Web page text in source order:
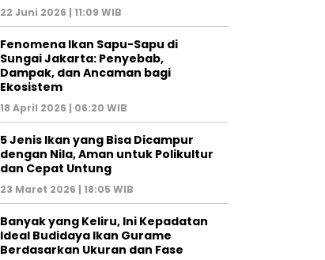
22 Juni 2026 | 11:09 WIB
Fenomena Ikan Sapu-Sapu di
Sungai Jakarta: Penyebab,
Dampak, dan Ancaman bagi
Ekosistem
18 April 2026 | 06:20 WIB
5 Jenis Ikan yang Bisa Dicampur
dengan Nila, Aman untuk Polikultur
dan Cepat Untung
23 Maret 2026 | 18:05 WIB
Banyak yang Keliru, Ini Kepadatan
Ideal Budidaya Ikan Gurame
Berdasarkan Ukuran dan Fase